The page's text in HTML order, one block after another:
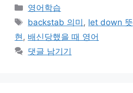
카
테
리
영어학습
태
그
backstab 의미 , let down 뜻
현 , 배신당했을 때 영어
댓글 남기기